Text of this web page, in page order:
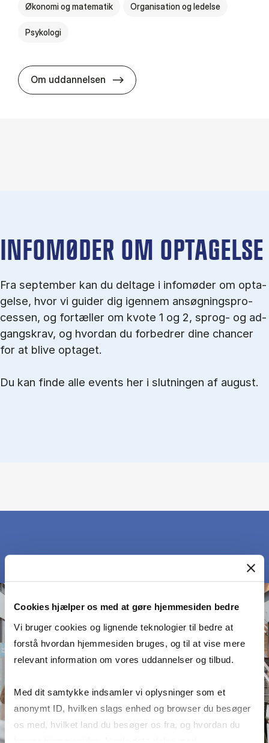
Cookies hjælper os med at gøre hjemmesiden bedre
Vi bruger cookies og lignende teknologier til bedre at
forstå hvordan hjemmesiden bruges, og til at vise mere
relevant information om vores uddannelser og tilbud.
Med dit samtykke indsamler vi oplysninger som et
anonymt ID, hvilken slags enhed og browser du besøger
os med, hvilket land du besøger os fra, og hvordan du
Økonomi og matematik Organisation og ledelse
Psykologi
Om uddannelsen HA(psyk.) - erhvervs­økonomi og
IN­FO­MØ­DER OM OP­TA­GEL­SE
Fra september kan du del­tage i in­fo­mø­der om op­ta­
gel­se, hvor vi gu­i­der dig igen­nem an­søg­nings­pro­
ces­sen, og for­tæl­ler om kvo­te 1 og 2, sprog- og ad­
gangs­krav, og hvordan du forbedrer dine chancer
for at blive optaget.
Du kan finde alle events her i slutningen af august.